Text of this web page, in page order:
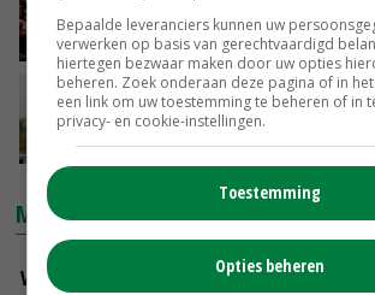
de vogelgriep
25-01-2023
Geen
tussen zoogdieren
25-01-2023
MARKTPRIJZEN
Vleeskuikens Barneveld tot 2000 gr
Bepaalde leveranciers kunnen uw
verwerken op basis van gerechtvaardigd
hiertegen bezwaar maken door uw opties
beheren. Zoek onderaan deze pagina of in
een link om uw toestemming te beheren of in
privacy- en cookie-instellingen.
Toestemming
Opties beheren